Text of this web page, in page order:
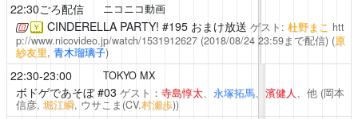
22:30ごろ配信 ニコニコ動画
￥ CINDERELLA PARTY! #195 おまけ放送 ゲスト: 杜野まこ htt
p://www.nicovideo.jp/watch/1531912627(2018/08/24 23:59まで配信) (原
紗友里, 青木瑠璃子)
22:30-23:00 TOKYO MX
ボドゲであそぼ#03 ゲスト： 寺島惇太、 永塚拓馬、 濱健人、他 (岡本
信彦, 堀江瞬, ウサこま(CV.村瀬歩))